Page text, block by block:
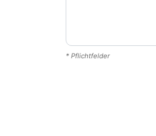
* Pflichtfelder